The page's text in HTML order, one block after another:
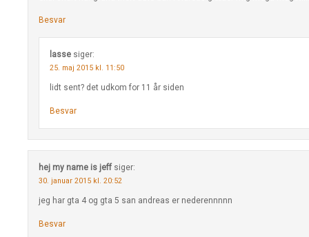
Besvar
lasse siger:
25. maj 2015 kl. 11:50
lidt sent? det udkom for 11 år siden
Besvar
hej my name is jeff siger:
30. januar 2015 kl. 20:52
jeg har gta 4 og gta 5 san andreas er nederennnnn
Besvar